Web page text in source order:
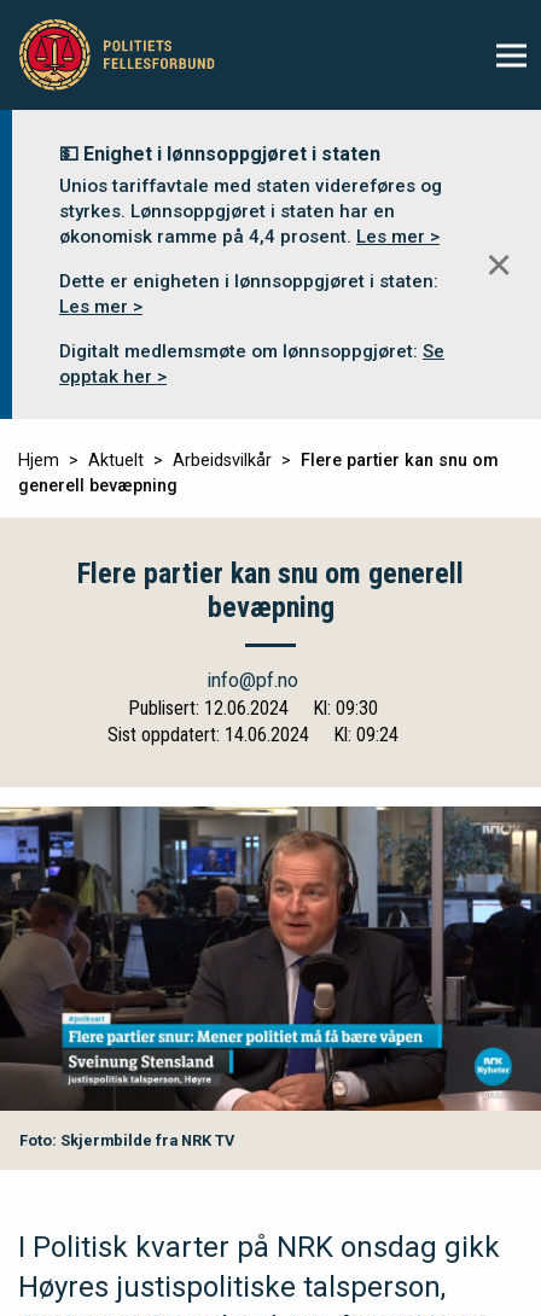
💵 Enighet i lønnsoppgjøret i staten
Unios tariffavtale med staten videreføres og
styrkes. Lønnsoppgjøret i staten har en
økonomisk ramme på 4,4 prosent. Les mer >
Dette er enigheten i lønnsoppgjøret i staten:
Les mer >
Digitalt medlemsmøte om lønnsoppgjøret: Se
opptak her >
✕
Hjem Aktuelt Arbeidsvilkår
Flere partier kan snu om
generell bevæpning
Flere partier kan snu om generell
bevæpning
info@pf.no
Publisert: 12.06.2024
Kl: 09:30
Sist oppdatert: 14.06.2024
Kl: 09:24
Foto: Skjermbilde fra NRK TV
I Politisk kvarter på NRK onsdag gikk
Høyres justispolitiske talsperson,